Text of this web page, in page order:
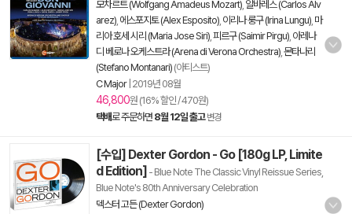
모차르트 (Wolfgang Amadeus Mozart) 알바레스 (Carlos Alv
arez) 에스포지토 (Alex Esposito) 이리나 룽구 (Irina Lungu) 마
리아 호세 시리 (Maria Jose Siri) 피르구 (Saimir Pirgu) 아레나
디 베로나 오케스트라 (Arena di Verona Orchestra) 몬타나리
(Stefano Montanari) (아티스트)
C Major| 2019년 08월
46,800원 (16% 할인 / 470원)
택배로 주문하면 8월 12일 출고 변경
[수입] Dexter Gordon - Go [180g LP, Limite
d Edition] - Blue Note The Classic Vinyl Reissue Series,
Blue Note's 80th Anniversary Celebration
덱스터 고든 (Dexter Gordon)